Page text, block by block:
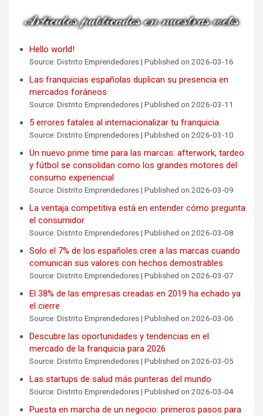
Hello world!
Source: Distrito Emprendedores Published on 2026-03-16
Las franquicias españolas duplican su presencia en
mercados foráneos
Source: Distrito Emprendedores Published on 2026-03-11
5 errores fatales al internacionalizar tu franquicia
Source: Distrito Emprendedores Published on 2026-03-10
Un nuevo prime time para las marcas: afterwork, tardeo
y fútbol se consolidan como los grandes motores del
consumo experiencial
Source: Distrito Emprendedores Published on 2026-03-09
La ventaja competitiva está en entender cómo pregunta
el consumidor
Source: Distrito Emprendedores Published on 2026-03-08
Solo el 7% de los españoles cree a las marcas cuando
comunican sus valores con hechos demostrables
Source: Distrito Emprendedores Published on 2026-03-07
El 38% de las empresas creadas en 2019 ha echado ya
el cierre
Source: Distrito Emprendedores Published on 2026-03-06
Descubre las oportunidades y tendencias en el
mercado de la franquicia para 2026
Source: Distrito Emprendedores Published on 2026-03-05
Las startups de salud más punteras del mundo
Source: Distrito Emprendedores Published on 2026-03-04
Puesta en marcha de un negocio: primeros pasos para